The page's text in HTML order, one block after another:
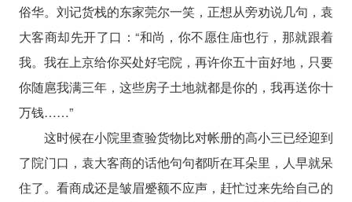
俗华。刘记货栈的东家莞尔一笑，正想从旁劝说几句，袁
大客商却先开了口：“和尚，你不愿住庙也行，那就跟着
我。我在上京给你买处好宅院，再许你五十亩好地，只要
你随扈我满三年，这些房子土地就都是你的，我再送你十
万钱……”
这时候在小院里查验货物比对帐册的高小三已经迎到
了院门口，袁大客商的话他句句都听在耳朵里，人早就呆
住了。看商成还是皱眉蹙额不应声，赶忙过来先给自己的